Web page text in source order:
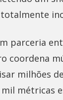
parceria
coordena
milhões
métricas